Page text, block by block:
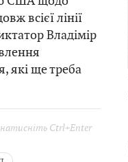
всієї лінії
Владімір
які ще треба
натисніть Ctrl+Enter